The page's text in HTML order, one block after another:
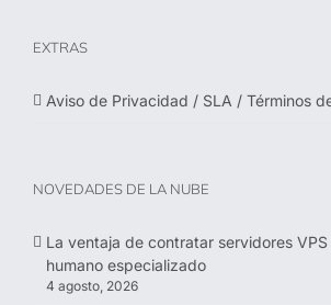
EXTRAS
Aviso de Privacidad / SLA / Términos
NOVEDADES DE LA NUBE
La ventaja de contratar servidores
humano especializado
4 agosto, 2026